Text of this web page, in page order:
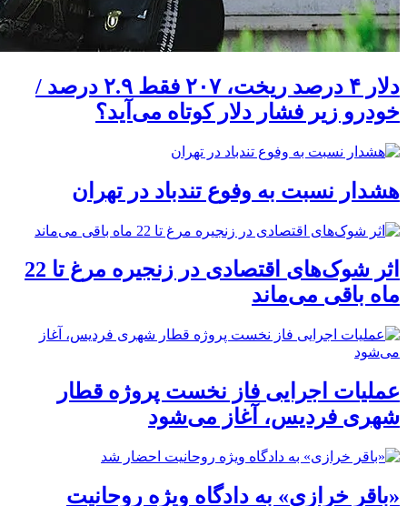
دلار ۴ درصد ریخت، ۲۰۷ فقط ۲.۹ درصد /
خودرو زیر فشار دلار کوتاه می‌آید؟
هشدار نسبت به وفوع تندباد در تهران
اثر شوک‌های اقتصادی در زنجیره مرغ تا 22
ماه باقی می‌ماند
عملیات اجرایی فاز نخست پروژه قطار
شهری فردیس، آغاز می‌شود
«باقر خرازی» به دادگاه ویژه روحانیت